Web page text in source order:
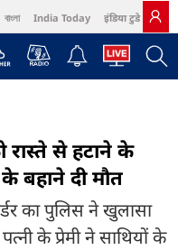
বাংলা India Today इंडिया टुडे हिंदी
Harper's Bazaar Northeast
रास्ते से हटाने के
के बहाने दी मौत
का पुलिस ने खुलासा
के प्रेमी ने साथियों के